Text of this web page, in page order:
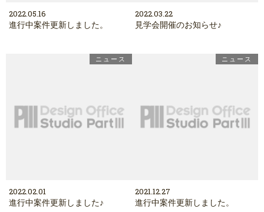
2022.05.16
進行中案件更新しました。
2022.03.22
見学会開催のお知らせ♪
ニュース
2022.02.01
進行中案件更新しました♪
ニュース
2021.12.27
進行中案件更新しました。